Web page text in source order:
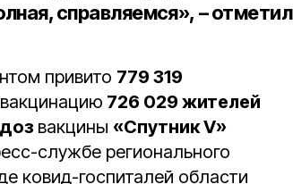
справляемся», – отметил
привито 779 319
726 029 жителей
вакцины «Спутник V»
службе регионального
ковид-госпиталей области